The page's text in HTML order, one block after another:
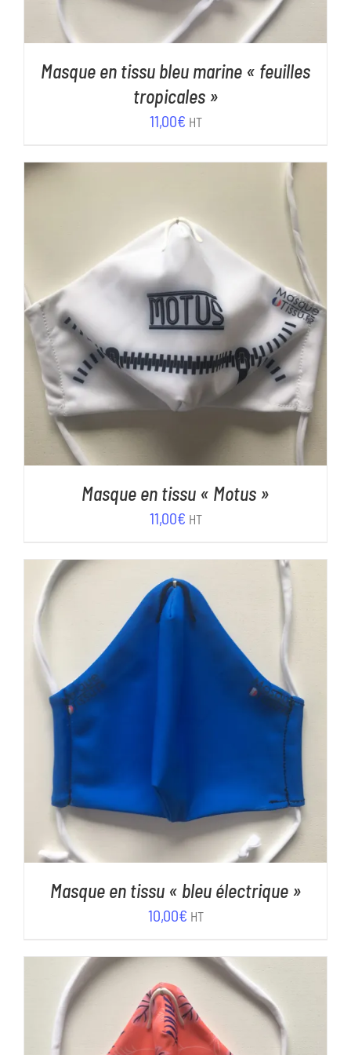
Masque en tissu bleu marine « feuilles
tropicales »
11,00€ HT
AJOUTER AU PANIER / DÉTAILS
Masque en tissu « Motus »
11,00€ HT
DÉTAILS
Masque en tissu « bleu électrique »
10,00€ HT